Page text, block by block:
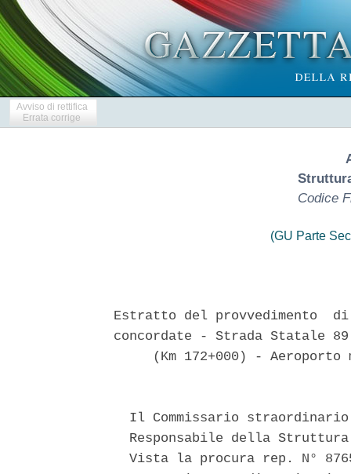
Avviso di rettifica
Errata corrige
Codice
(GU Parte
Estratto del provvedimento
concordate - Strada Statale
(Km 172+000) -
Il Commissario
Responsabile della
Vista la procura rep. N°